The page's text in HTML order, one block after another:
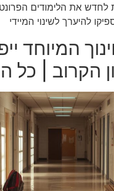
לחדש את הלימודים
להיערך לשינוי המיידי
המיוחד
הקרוב | כל